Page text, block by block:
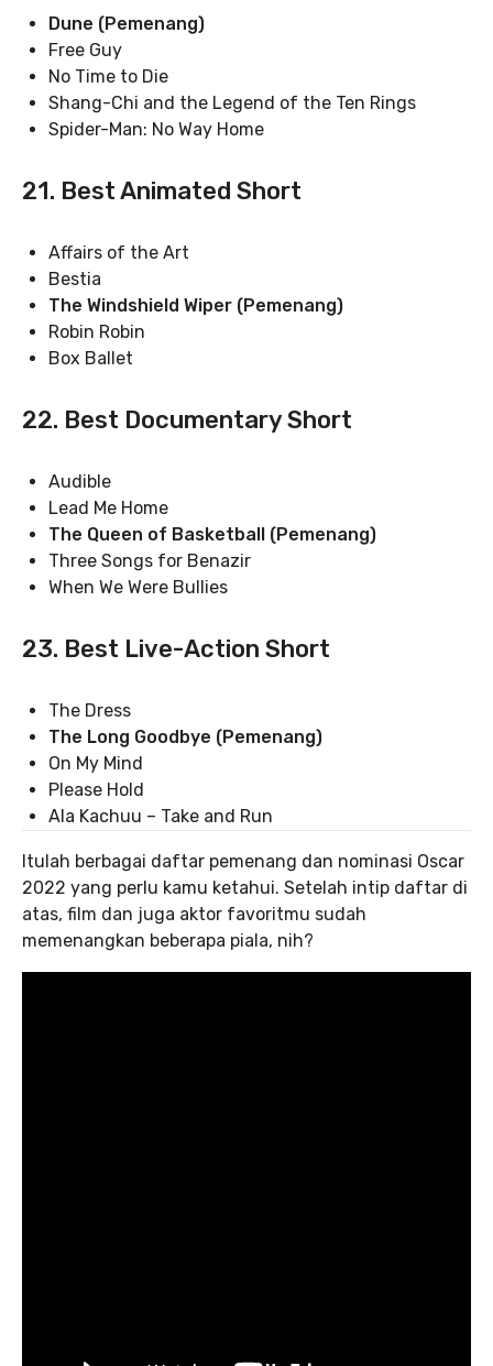
Dune (Pemenang)
Free Guy
No Time to Die
Shang-Chi and the Legend of the Ten Rings
Spider-Man: No Way Home
21. Best Animated Short
Affairs of the Art
Bestia
The Windshield Wiper (Pemenang)
Robin Robin
Box Ballet
22. Best Documentary Short
Audible
Lead Me Home
The Queen of Basketball (Pemenang)
Three Songs for Benazir
When We Were Bullies
23. Best Live-Action Short
The Dress
The Long Goodbye (Pemenang)
On My Mind
Please Hold
Ala Kachuu – Take and Run
Itulah berbagai daftar pemenang dan nominasi Oscar
2022 yang perlu kamu ketahui. Setelah intip daftar di
atas, film dan juga aktor favoritmu sudah
memenangkan beberapa piala, nih?